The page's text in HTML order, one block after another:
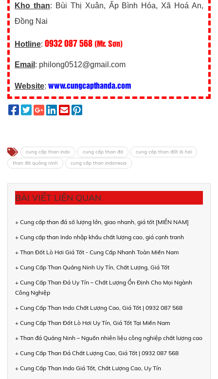
Kho than: Bùi Thị Xuân, Ấp Bình Hóa, Xã Hoá An,
Đồng Nai
Hotline: 0932 087 568 (Mr. Sơn)
Email : philong0512@gmail.com
Website: www.cungcapthanda.com
cung cấp than indo cung cấp than đá
cung cấp than đốt lò hơi
than đá quảng ninh
cung cấp than indonesia
BÀI VIẾT LIÊN QUAN
+ Cung cấp than đá số lượng lớn, giao nhanh, giá tốt [MIỀN NAM]
+ Cung cấp than Indo nhập khẩu chất lượng cao, giá cạnh tranh
+ Than Đốt Lò Hơi Giá Tốt - Cung Cấp Nhanh Toàn Miền Nam
+ Cung Cấp Than Quảng Ninh Uy Tín, Chất Lượng, Giá Tốt
+ Cung Cấp Than Đá Uy Tín – Chất Lượng Ổn Định Cho Mọi Ngành
Công Nghiệp
+ Cung Cấp Than Indo Chất Lượng Cao, Giá Tốt | 0932 087 568
+ Cung Cấp Than Đốt Lò Hơi Uy Tín, Giá Tốt Tại Miền Nam
+ Than đá Quảng Ninh – Nguồn nhiên liệu công nghiệp chất lượng cao
+ Cung Cấp Than Đá Chất Lượng Cao, Giá Tốt | 0932 087 568
+ Cung Cấp Than Indo Giá Tốt, Chất Lượng Cao, Uy Tín